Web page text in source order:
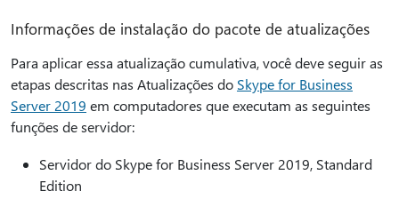
Informações de instalação do pacote de atualizações
Para aplicar essa atualização cumulativa, você deve seguir as
etapas descritas nas Atualizações do Skype for Business
Server 2019 em computadores que executam as seguintes
funções de servidor:
Servidor do Skype for Business Server 2019, Standard
Edition